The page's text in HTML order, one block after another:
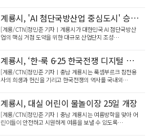
계룡시, 'AI 첨단국방산업 중심도시' 승부수…충남도에 국방산단 조성 지원 공식 건의
[계룡/CTN]정민준 기자ㅣ계룡시가 대한민국 AI 첨단국방산
업의 핵심 거점 도약을 위한 대규모 산업단지 조성…
계룡시, ‘한-룩 6·25 한국전쟁 디지털 아카이브’ 구축
[계룡/CTN]정민준 기자ㅣ충남 계룡시는 룩셈부르크 참전용
사의 희생과 헌신을 기리고 한국전쟁의 역사를 국내외…
계룡시, 대실 어린이 물놀이장 25일 개장
[계룡/CTN]정민준 기자ㅣ충남 계룡시는 여름방학을 맞아 어
린이들이 안전하고 시원하게 여름을 보낼 수 있도록…